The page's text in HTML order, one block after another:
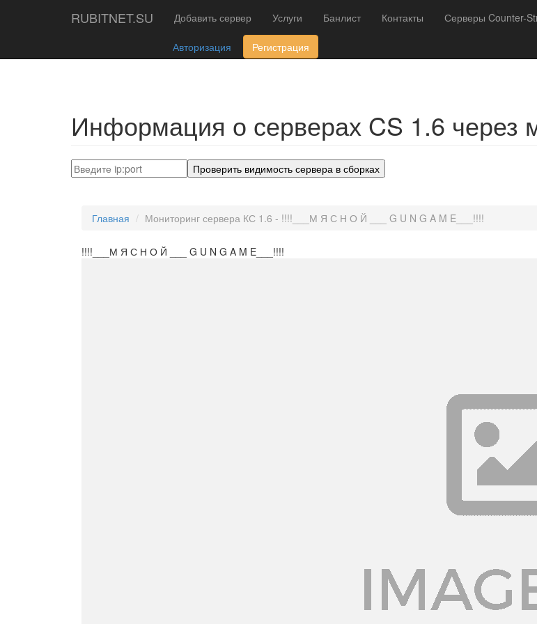
RUBITNET.SU Добавить сервер Услуги Банлист Контакты Серверы Counter-
Авторизация Регистрация
Информация о серверах CS 1.6 через
Проверить видимость сервера в сборках
Главная Мониторинг сервера КС 1.6 - !!!!___М Я С Н О Й ___ G U N G A M E___!!!!
!!!!___М Я С Н О Й ___ G U N G A M E___!!!!